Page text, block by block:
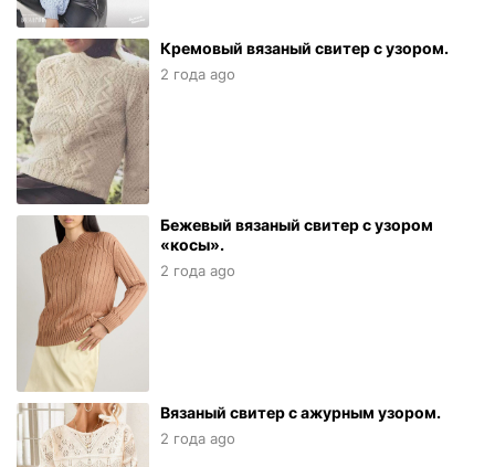
Кремовый вязаный свитер с узором.
2 года ago
Бежевый вязаный свитер с узором
«косы».
2 года ago
Вязаный свитер с ажурным узором.
2 года ago